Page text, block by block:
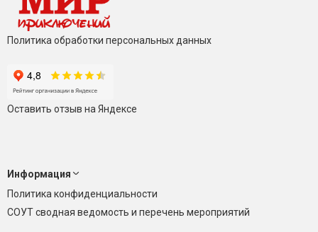
Политика обработки персональных данных
Оставить отзыв на Яндексе
Информация
Политика конфиденциальности
СОУТ сводная ведомость и перечень мероприятий